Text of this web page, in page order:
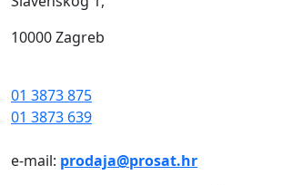
10000 Zagreb
01 3873 875
01 3873 639
e-mail: prodaja@prosat.hr